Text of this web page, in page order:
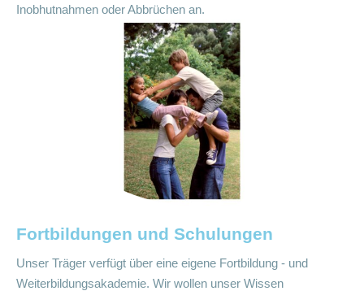
Inobhutnahmen oder Abbrüchen an.
Fortbildungen und Schulungen
Unser Träger verfügt über eine eigene Fortbildung - und
Weiterbildungsakademie. Wir wollen unser Wissen